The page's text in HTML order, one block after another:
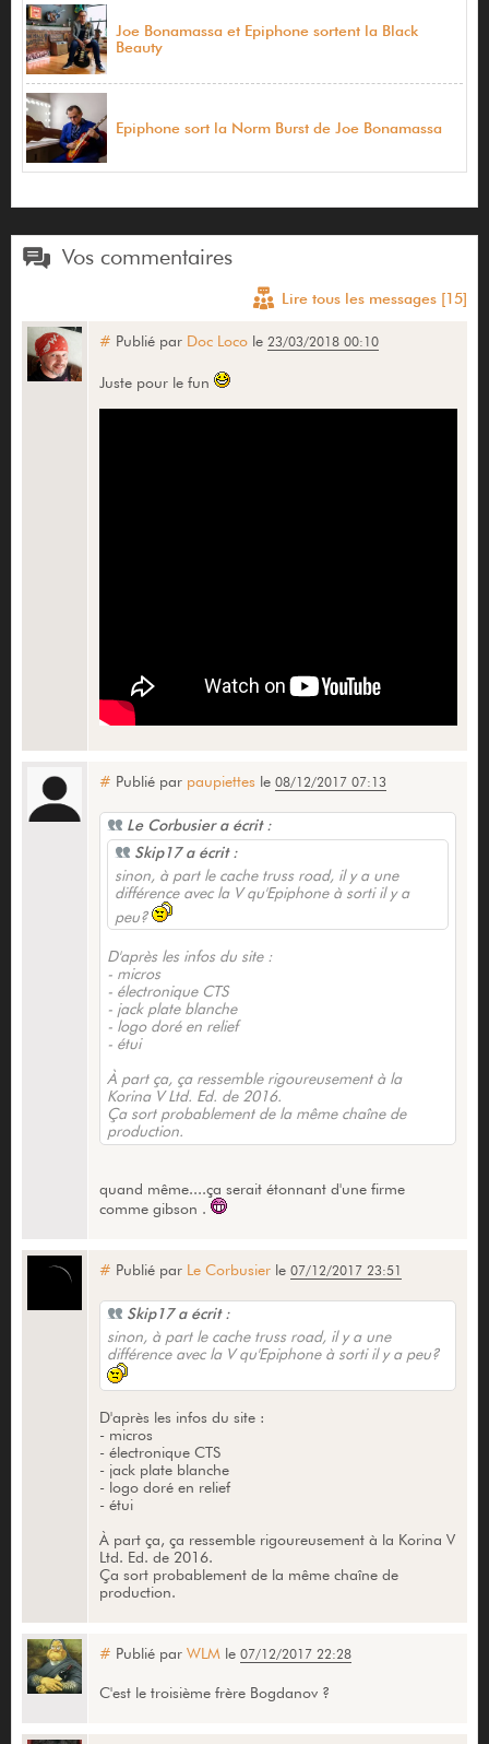
Joe Bonamassa et Epiphone sortent la Black
Beauty
Epiphone sort la Norm Burst de Joe Bonamassa
Vos commentaires
Lire tous les messages [15]
# Publié par Doc Locole 23/03/2018 00:10
Juste pour le fun
# Publié par paupiettes le 08/12/2017 07:13
Le Corbusier a écrit :
Skip17 a écrit :
sinon, à part le cache truss road, il y a une
différence avec la V qu'Epiphone à sorti il y a
peu?
D'après les infos du site :
- micros
- électronique CTS
- jack plate blanche
- logo doré en relief
- étui
À part ça, ça ressemble rigoureusement à la
Korina V Ltd. Ed. de 2016.
Ça sort probablement de la même chaîne de
production.
quand même....ça serait étonnant d'une firme
comme gibson .
# Publié par Le Corbusierle 07/12/2017 23:51
Skip17 a écrit :
sinon, à part le cache truss road, il y a une
différence avec la V qu'Epiphone à sorti il y a peu?
D'après les infos du site :
- micros
- électronique CTS
- jack plate blanche
- logo doré en relief
- étui
À part ça, ça ressemble rigoureusement à la Korina V
Ltd. Ed. de 2016.
Ça sort probablement de la même chaîne de
production.
# Publié par WLM le 07/12/2017 22:28
C'est le troisième frère Bogdanov ?